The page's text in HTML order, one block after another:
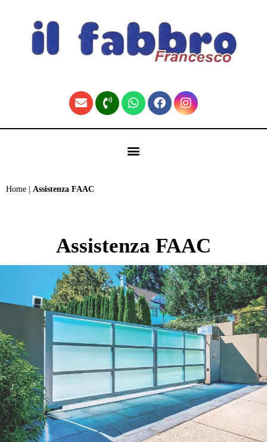
Home | Assistenza FAAC
Assistenza FAAC